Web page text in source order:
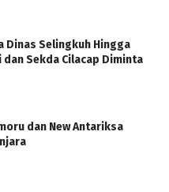
Dinas Selingkuh Hingga
dan Sekda Cilacap Diminta
dan New Antariksa